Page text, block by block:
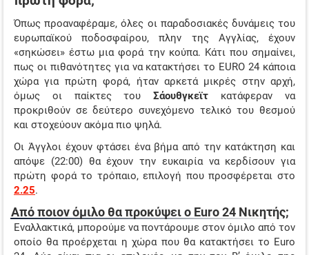
Όπως προαναφέραμε, όλες οι παραδοσιακές δυνάμεις του
ευρωπαϊκού ποδοσφαίρου, πλην της Αγγλίας, έχουν
«σηκώσει» έστω μια φορά την κούπα. Κάτι που σημαίνει,
πως οι πιθανότητες για να κατακτήσει το EURO 24 κάποια
χώρα για πρώτη φορά, ήταν αρκετά μικρές στην αρχή,
όμως οι παίκτες τουΣάουθγκεϊτ κατάφεραν να
προκριθούν σε δεύτερο συνεχόμενο τελικό του θεσμού
και στοχεύουν ακόμα πιο ψηλά.
Οι Άγγλοι έχουν φτάσει ένα βήμα από την κατάκτηση και
απόψε (22:00) θα έχουν την ευκαιρία να κερδίσουν για
πρώτη φορά το τρόπαιο, επιλογή που προσφέρεται στο
2.25.
Από ποιον όμιλο θα προκύψει ο Euro 24 Νικητής;
Εναλλακτικά, μπορούμε να ποντάρουμε στον όμιλο από τον
οποίο θα προέρχεται η χώρα που θα κατακτήσει το Euro